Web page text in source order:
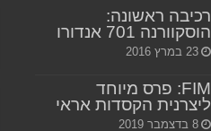
רכיבה ראשונה:
הוסקוורנה 701 אנדורו
23 במרץ 2016
FIM: פרס מיוחד
ליצרנית הקסדות אראי
8 בדצמבר 2019